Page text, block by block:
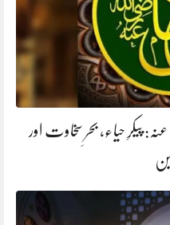
پیکرِ حیاء، بحرِ سخاوت اور